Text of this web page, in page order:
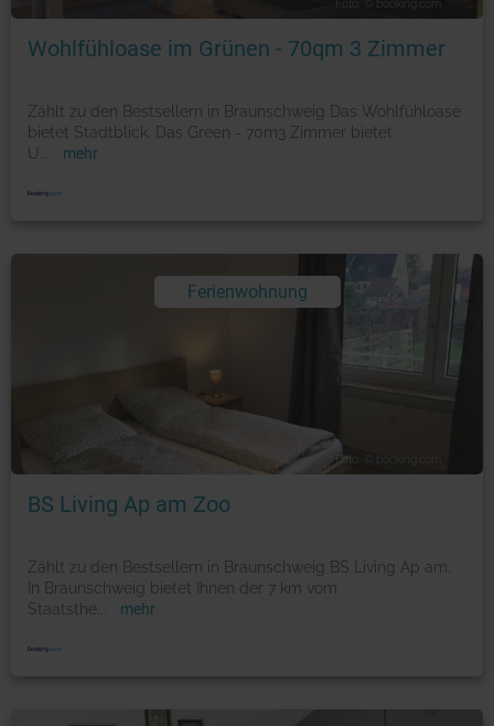
Foto: © booking.com
Wohlfühloase im Grünen - 70qm 3 Zimmer
Zählt zu den Bestsellern in Braunschweig Das Wohlfühloase
bietet Stadtblick. Das Green - 70m3 Zimmer bietet
U
mehr
Ferienwohnung
Foto: © booking.com
BS Living Ap am Zoo
Zählt zu den Bestsellern in Braunschweig BS Living Ap am.
In Braunschweig bietet Ihnen der 7 km vom
Staatsthe
mehr